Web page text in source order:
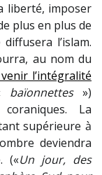
liberté, imposer
plus en plus de
l’islam.
au nom du
l’intégralité
baïonnettes»)
La
supérieure à
deviendra
(«Un jour, des